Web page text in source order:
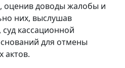
оценив доводы жалобы и
них, выслушав
кассационной
для отмены
актов.